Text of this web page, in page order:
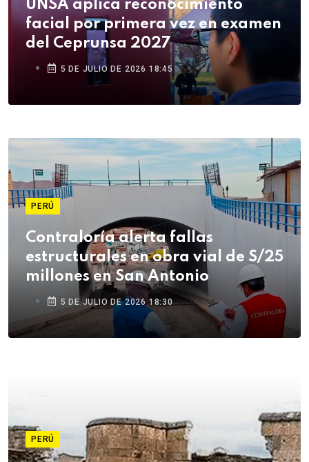
UNSA aplica reconocimiento
facial por primera vez en examen
del Ceprunsa 2027
5 DE JULIO DE 2026 18:45
PERÚ
Contraloría alerta fallas
estructurales en obra vial de S/25
millones en San Antonio
5 DE JULIO DE 2026 18:30
PERÚ